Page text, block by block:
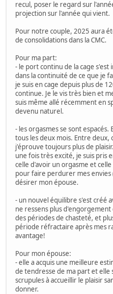
recul, poser le regard sur
projection sur l'année qui vient.
Pour notre couple, 2025 aura
de consolidations dans la CMC.
Pour ma part:
- le port continu de la cage
dans la continuité de ce que je
je suis en cage depuis plus de
continue. Je le vis très bien et
suis même allé récemment en
devenu naturel.
- les orgasmes se sont
tous les deux mois. Entre deux,
j'éprouve toujours plus de
une fois très excité, je suis pris
celle d'avoir un orgasme et
pour faire perdurer mes envies
désirer mon épouse.
- un nouvel équilibre s'est créé
ne ressens plus
des périodes de chasteté, et
période réfractaire après mes
avantage!
Pour mon épouse:
- elle a acquis une meilleure
de tendresse de ma part et elle
scrupules à accueillir le plaisir
donner.